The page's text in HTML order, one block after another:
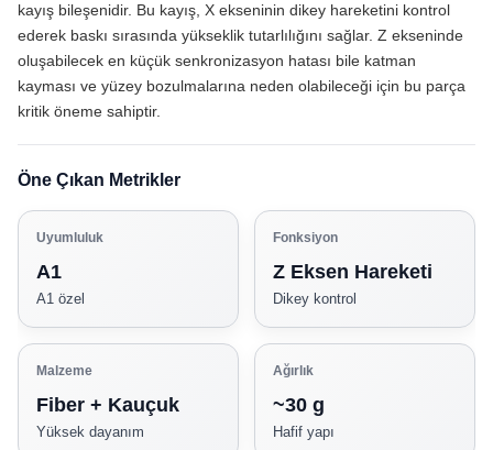
kayış bileşenidir. Bu kayış, X ekseninin dikey hareketini kontrol
ederek baskı sırasında yükseklik tutarlılığını sağlar. Z ekseninde
oluşabilecek en küçük senkronizasyon hatası bile katman
kayması ve yüzey bozulmalarına neden olabileceği için bu parça
kritik öneme sahiptir.
Öne Çıkan Metrikler
Uyumluluk
A1
A1 özel
Fonksiyon
Z Eksen Hareketi
Dikey kontrol
Malzeme
Fiber + Kauçuk
Yüksek dayanım
Ağırlık
~30 g
Hafif yapı